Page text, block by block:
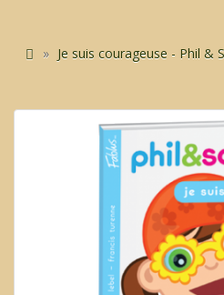
Je suis courageuse - Phil &